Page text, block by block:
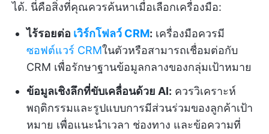
ได้. นี่คือสิ่งที่คุณควรค้นหาเมื่อเลือกเครื่องมือ:
ไร้รอยต่อ เวิร์กโฟลว์ CRM: เครื่องมือควรมี
ซอฟต์แวร์ CRMในตัวหรือสามารถเชื่อมต่อกับ
CRM เพื่อรักษาฐานข้อมูลกลางของกลุ่มเป้าหมาย
ข้อมูลเชิงลึกที่ขับเคลื่อนด้วย AI: ควรวิเคราะห์
พฤติกรรมและรูปแบบการมีส่วนร่วมของลูกค้าเป้า
หมาย เพื่อแนะนำเวลา ช่องทาง และข้อความที่